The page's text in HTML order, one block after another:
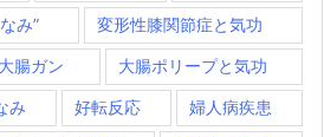
み” 変形性膝関節症と気功
大腸ガン 大腸ポリープと気功
み 好転反応 婦人病疾患